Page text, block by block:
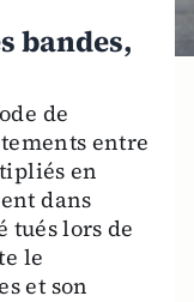
bandes,
de
entre
en
dans
tués lors de
le
et son